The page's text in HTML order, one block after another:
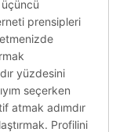
üçüncü
prensipleri
etmenizde
yüzdesini
seçerken
atmak adımdır
Profilini